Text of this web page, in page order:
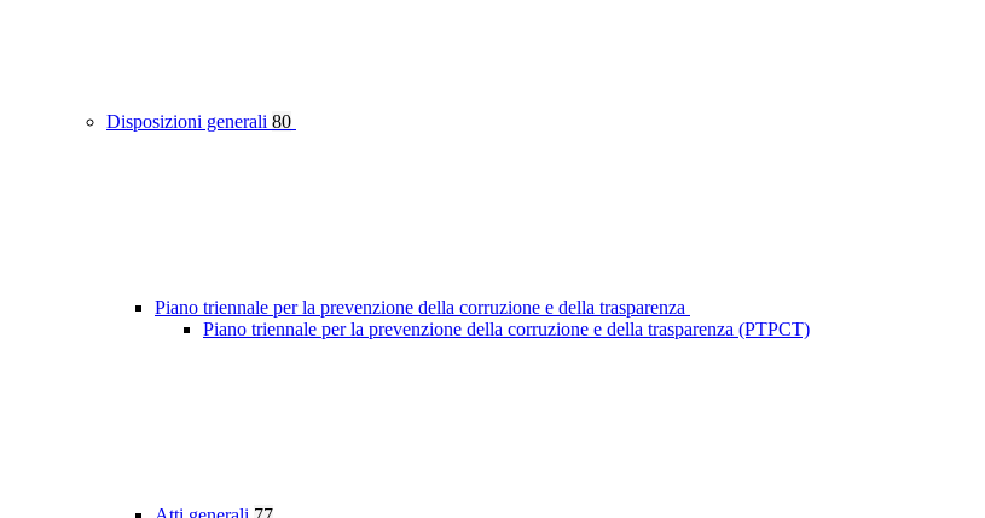
Disposizioni generali 80
Piano triennale per la prevenzione della corruzione e della trasparenza
Piano triennale per la prevenzione della corruzione e della trasparenza (PTPCT)